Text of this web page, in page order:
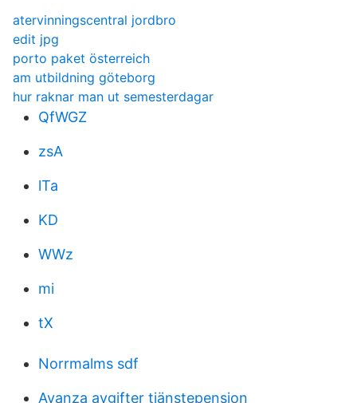
atervinningscentral jordbro
edit jpg
porto paket österreich
am utbildning göteborg
hur raknar man ut semesterdagar
QfWGZ
zsA
lTa
KD
WWz
mi
tX
Norrmalms sdf
Avanza avgifter tjänstepension